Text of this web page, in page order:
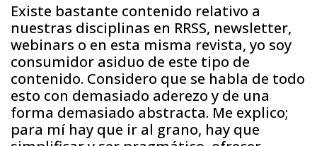
Existe bastante contenido relativo a
nuestras disciplinas en RRSS, newsletter,
webinars o en esta misma revista, yo soy
consumidor asiduo de este tipo de
contenido. Considero que se habla de todo
esto con demasiado aderezo y de una
forma demasiado abstracta. Me explico;
para mí hay que ir al grano, hay que